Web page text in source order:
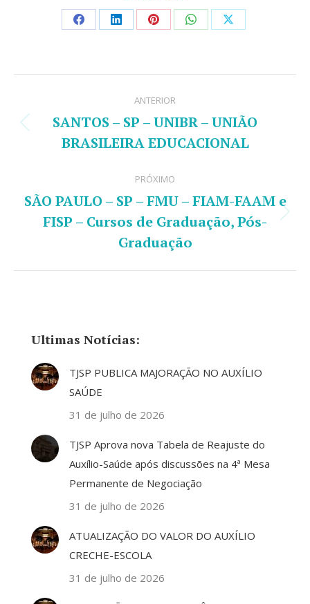
Share Share Share Share Share
de
post:
ANTERIOR
Post
anterior:
SANTOS – SP – UNIBR – UNIÃO
BRASILEIRA EDUCACIONAL
PRÓXIMO
Próximo
post:
SÃO PAULO – SP – FMU – FIAM-FAAM e
FISP – Cursos de Graduação, Pós-
Graduação
Ultimas Notícias:
TJSP PUBLICA MAJORAÇÃO NO AUXÍLIO
SAÚDE
31 de julho de 2026
TJSP Aprova nova Tabela de Reajuste do
Auxílio-Saúde após discussões na 4ª Mesa
Permanente de Negociação
31 de julho de 2026
ATUALIZAÇÃO DO VALOR DO AUXÍLIO
CRECHE-ESCOLA
31 de julho de 2026